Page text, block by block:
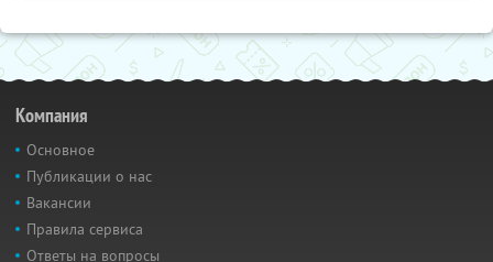
Компания
Основное
Публикации о нас
Вакансии
Правила сервиса
Ответы на вопросы